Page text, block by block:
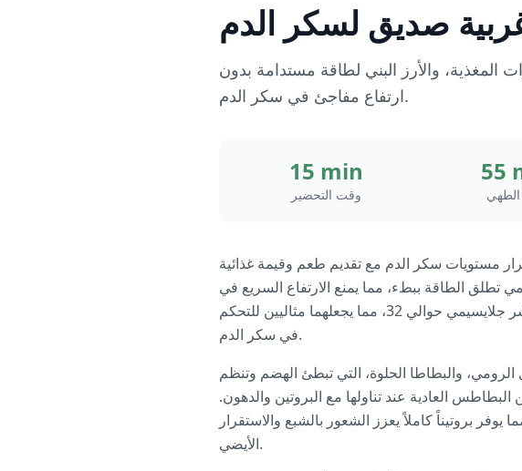
صديق لسكر الدم
المغذية، والأرز البني لطاقة مستدامة بدون
ارتفاع مفاجئ في سكر الدم.
15 min
وقت التحضير
55
مستويات سكر الدم مع تقديم طعم وقيمة غذائية
تطلق الطاقة ببطء، مما يمنع الارتفاع السريع في
الجلوكوز المرتبط بالحبوب المكررة. العدس الأخضر والأحمر كلاهما كنز غذائي بمؤشر جلايسيمي حوالي 32، مما يجعلهما مثاليين للتحكم
في سكر الدم.
والبطاطا الحلوة، التي تبطئ الهضم وتنظم
العادية عند تناولها مع البروتين والدهون.
يوفر بروتيناً كاملاً يعزز الشعور بالشبع والاستقرار
الأيضي.